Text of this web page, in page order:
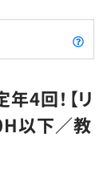
4回！【リ
以下／教